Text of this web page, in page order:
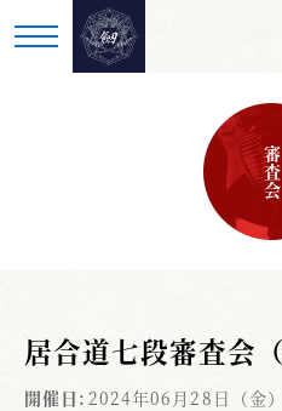
審査会
居合道七段審査会（
開催日: 2024年06月28日（金）